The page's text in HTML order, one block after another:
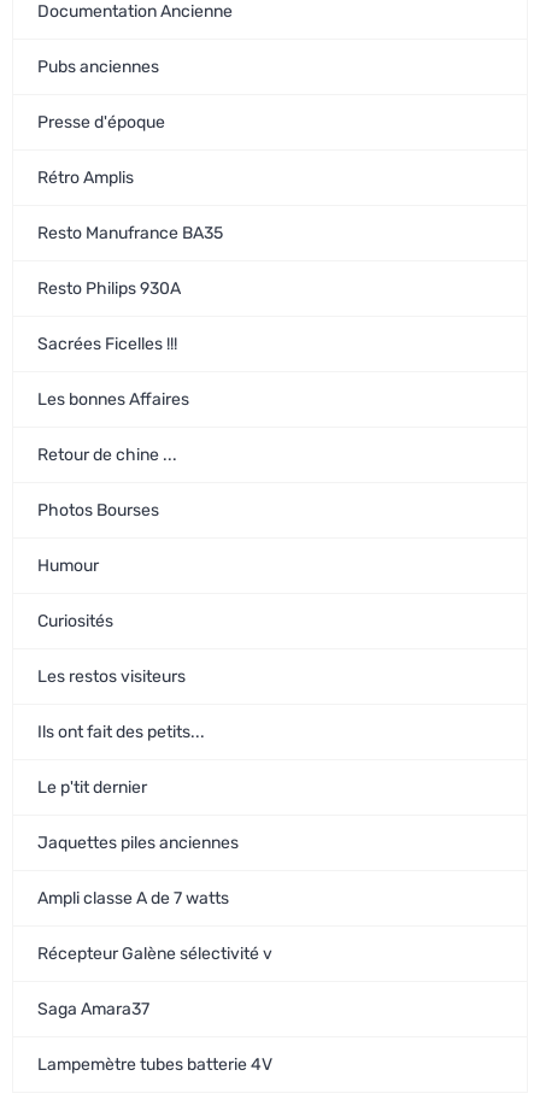
Documentation Ancienne
Pubs anciennes
Presse d'époque
Rétro Amplis
Resto Manufrance BA35
Resto Philips 930A
Sacrées Ficelles !!!
Les bonnes Affaires
Retour de chine ...
Photos Bourses
Humour
Curiosités
Les restos visiteurs
Ils ont fait des petits...
Le p'tit dernier
Jaquettes piles anciennes
Ampli classe A de 7 watts
Récepteur Galène sélectivité v
Saga Amara37
Lampemètre tubes batterie 4V